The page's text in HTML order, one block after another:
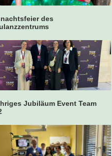
des
Jubiläum Event Team